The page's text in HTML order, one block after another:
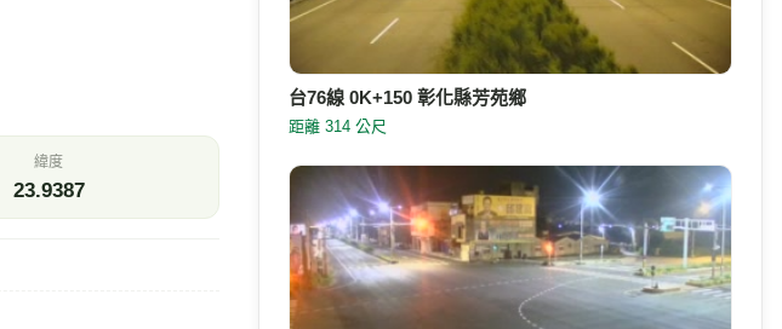
緯度
23.9387
台76線 0K+150 彰化縣芳苑鄉
距離 314 公尺